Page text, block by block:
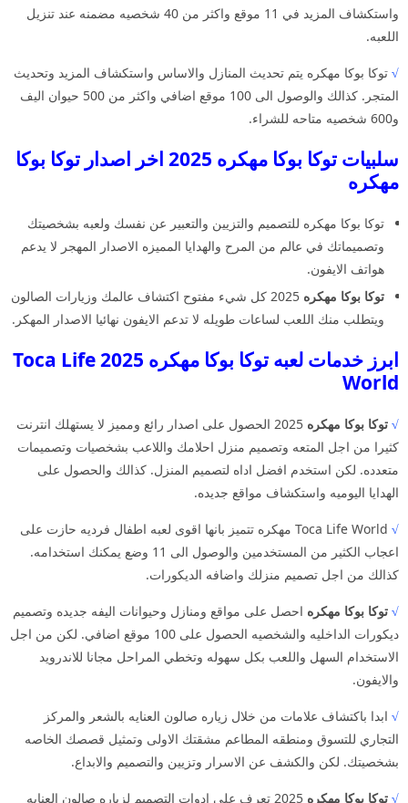
واستكشاف المزيد في 11 موقع واكثر من 40 شخصيه مضمنه عند تنزيل
اللعبه.
√ توكا بوكا مهكره يتم تحديث المنازل والاساس واستكشاف المزيد وتحديث
المتجر. كذالك والوصول الى 100 موقع اضافي واكثر من 500 حيوان اليف
و600 شخصيه متاحه للشراء.
سلبيات توكا بوكا مهكره 2025 اخر اصدار توكا بوكا
مهكره
توكا بوكا مهكره للتصميم والتزيين والتعبير عن نفسك ولعبه بشخصيتك
وتصميماتك في عالم من المرح والهدايا المميزه الاصدار المهجر لا يدعم
هواتف الايفون.
توكا بوكا مهكره
2025 كل شيء مفتوح اكتشاف عالمك وزيارات الصالون
ويتطلب منك اللعب لساعات طويله لا تدعم الايفون نهائيا الاصدار المهكر.
ابرز خدمات لعبه توكا بوكا مهكره 2025 Toca Life
World
√ توكا بوكا مهكره
2025 الحصول على اصدار رائع ومميز لا يستهلك انترنت
كثيرا من اجل المتعه وتصميم منزل احلامك واللاعب بشخصيات وتصميمات
متعدده. لكن استخدم افضل اداه لتصميم المنزل. كذالك والحصول على
الهدايا اليوميه واستكشاف مواقع جديده.
√
Toca Life World مهكره تتميز بانها اقوى لعبه اطفال فرديه حازت على
اعجاب الكثير من المستخدمين والوصول الى 11 وضع يمكنك استخدامه.
كذالك من اجل تصميم منزلك واضافه الديكورات.
√ توكا بوكا مهكره احصل على مواقع ومنازل وحيوانات اليفه جديده وتصميم
ديكورات الداخليه والشخصيه الحصول على 100 موقع اضافي. لكن من اجل
الاستخدام السهل واللعب بكل سهوله وتخطي المراحل مجانا للاندرويد
والايفون.
√ ابدا باكتشاف علامات من خلال زياره صالون العنايه بالشعر والمركز
التجاري للتسوق ومنطقه المطاعم مشقتك الاولى وتمثيل قصصك الخاصه
بشخصيتك. لكن والكشف عن الاسرار وتزيين والتصميم والابداع.
√ توكا بوكا مهكره
2025 تعرف على ادوات التصميم لزياره صالون العنايه